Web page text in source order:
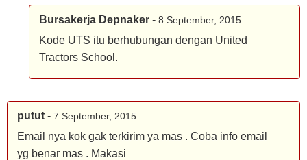
Bursakerja Depnaker - 8 September, 2015
Kode UTS itu berhubungan dengan United
Tractors School.
putut - 7 September, 2015
Email nya kok gak terkirim ya mas . Coba info email
yg benar mas . Makasi